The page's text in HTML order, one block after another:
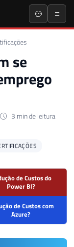
se
3 min de leitura
de Custos do
Power BI?
de Custos com
Azure?